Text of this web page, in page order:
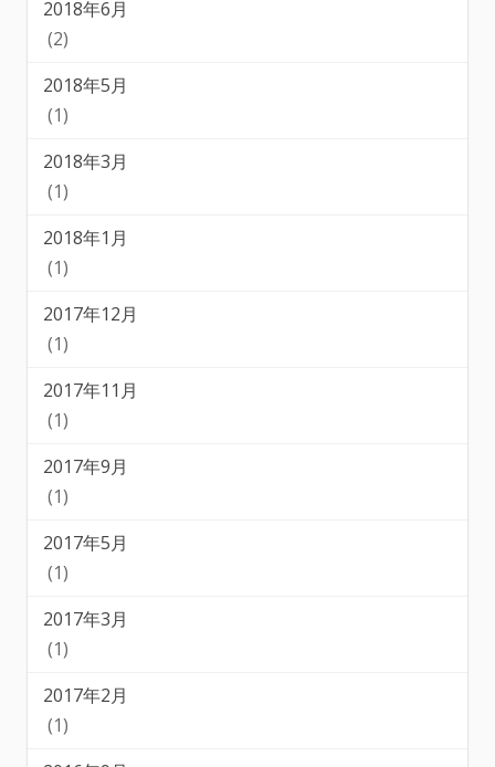
2018年6月
(2)
2018年5月
(1)
2018年3月
(1)
2018年1月
(1)
2017年12月
(1)
2017年11月
(1)
2017年9月
(1)
2017年5月
(1)
2017年3月
(1)
2017年2月
(1)